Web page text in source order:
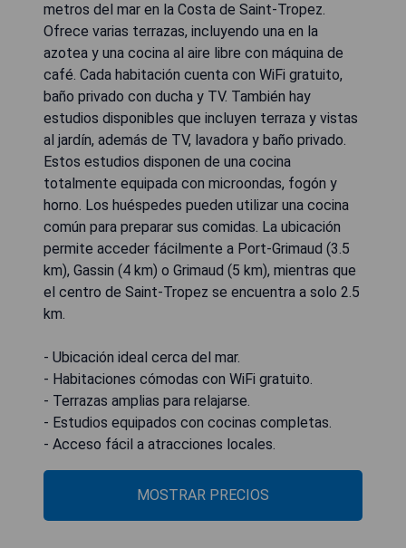
metros del mar en la Costa de Saint-Tropez.
Ofrece varias terrazas, incluyendo una en la
azotea y una cocina al aire libre con máquina de
café. Cada habitación cuenta con WiFi gratuito,
baño privado con ducha y TV. También hay
estudios disponibles que incluyen terraza y vistas
al jardín, además de TV, lavadora y baño privado.
Estos estudios disponen de una cocina
totalmente equipada con microondas, fogón y
horno. Los huéspedes pueden utilizar una cocina
común para preparar sus comidas. La ubicación
permite acceder fácilmente a Port-Grimaud (3.5
km), Gassin (4 km) o Grimaud (5 km), mientras que
el centro de Saint-Tropez se encuentra a solo 2.5
km.
- Ubicación ideal cerca del mar.
- Habitaciones cómodas con WiFi gratuito.
- Terrazas amplias para relajarse.
- Estudios equipados con cocinas completas.
- Acceso fácil a atracciones locales.
MOSTRAR PRECIOS